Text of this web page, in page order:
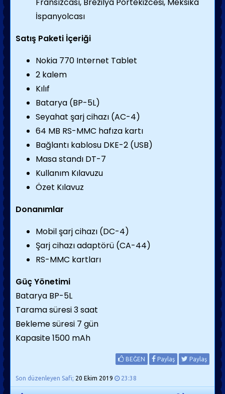
İspanyolcası
Satış Paketi İçeriği
Nokia 770 Internet Tablet
2 kalem
Kılıf
Batarya (BP-5L)
Seyahat şarj cihazı (AC-4)
64 MB RS-MMC hafıza kartı
Bağlantı kablosu DKE-2 (USB)
Masa standı DT-7
Kullanım Kılavuzu
Özet Kılavuz
Donanımlar
Mobil şarj cihazı (DC-4)
Şarj cihazı adaptörü (CA-44)
RS-MMC kartları
Güç Yönetimi
Batarya BP-5L
Tarama süresi 3 saat
Bekleme süresi 7 gün
Kapasite 1500 mAh
BEĞEN Paylaş Paylaş
Son düzenleyen Safi; 20 Ekim 2019 23:38